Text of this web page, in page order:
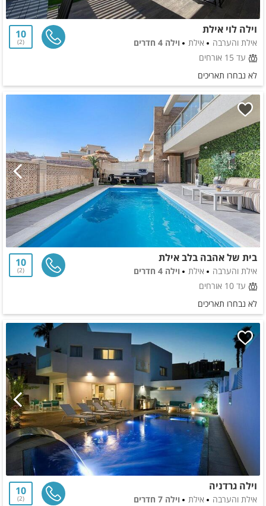
וילה לוי אילת
אילת והערבה אילת
וילה 4 חדרים
עד 15 אורחים
10
2
לא נבחרו תאריכים
בית של אהבה בלב אילת
אילת והערבה אילת
וילה 4 חדרים
עד 10 אורחים
10
2
לא נבחרו תאריכים
וילה גרדניה
אילת והערבה אילת
וילה 7 חדרים
10
2